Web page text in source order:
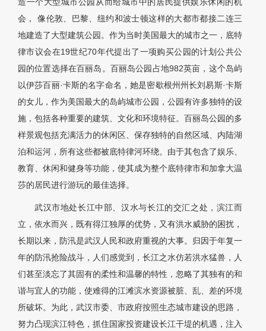
造一个大型城市公园从而给城市中的居民提供娱乐休闲的机
会， 像伦敦、巴黎、纽约和波士顿这样的大都市都接二连三
地建造了大型建筑公园。作为当时美国最大的城市之一，底特
律市议会在19世纪70年代提出了一项购买公园的计划公共公
园的位置选择在百丽岛。百丽岛公园占地982英亩，这个岛屿
以伊莎百丽·卡斯的名字命名，她是密歇根州州长刘易斯·卡斯
的女儿，作为美国最大的岛屿城市公园，公园有许多独特的设
施，包括各种重要的建筑、文化和环境特征。百丽岛公园的多
样景观包括充满活力的休闲区、保存独特的自然区域、内陆湖
泊和运河，所有这些都被底特律河环绕。由于其包含了娱乐、
教育、休闲和健身等功能，使其成为整个底特律市和加拿大温
莎的居民进行游玩的最佳选择。
武汉市地处长江中部、汉水与长江的交汇之处，滨江而
立，依水而兴，既有得江独厚的优势，又有洪水威胁的困扰，
长期以来，防汛是武汉人民和政府重视的大事。归因于年复一
年的防汛抢险战斗，人们感觉到，长江之水仿若洪水猛兽，人
们甚至淡忘了其固有的柔性和温馨的特性，忽略了其独有的和
谐与宜人的功能，使难得的江滩滨水资源被脏、乱、差的环境
所破坏。为此，武汉市委、市政府按照生态城市建设的思路，
努力凸现滨江特色，抓住国家投资建设长江干堤的机遇，注入